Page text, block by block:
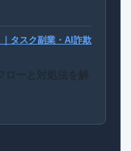
タスク副業・AI詐欺